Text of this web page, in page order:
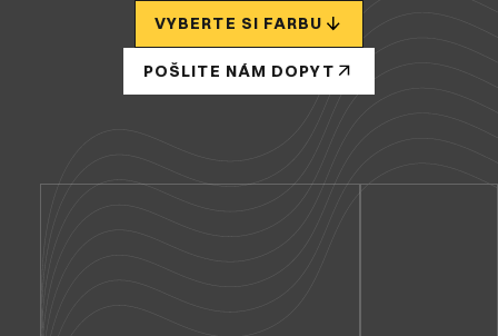
VYBERTE SI FARBU
POŠLITE NÁM DOPYT